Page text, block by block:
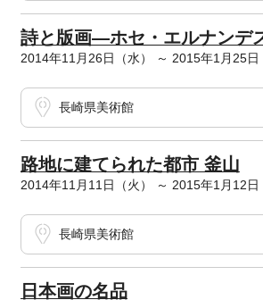
詩と版画―ホセ・エルナンデ
2014年11月26日（水） ～ 2015年1月25日
長崎県美術館
路地に建てられた都市 釜山
2014年11月11日（火） ～ 2015年1月12日
長崎県美術館
日本画の名品